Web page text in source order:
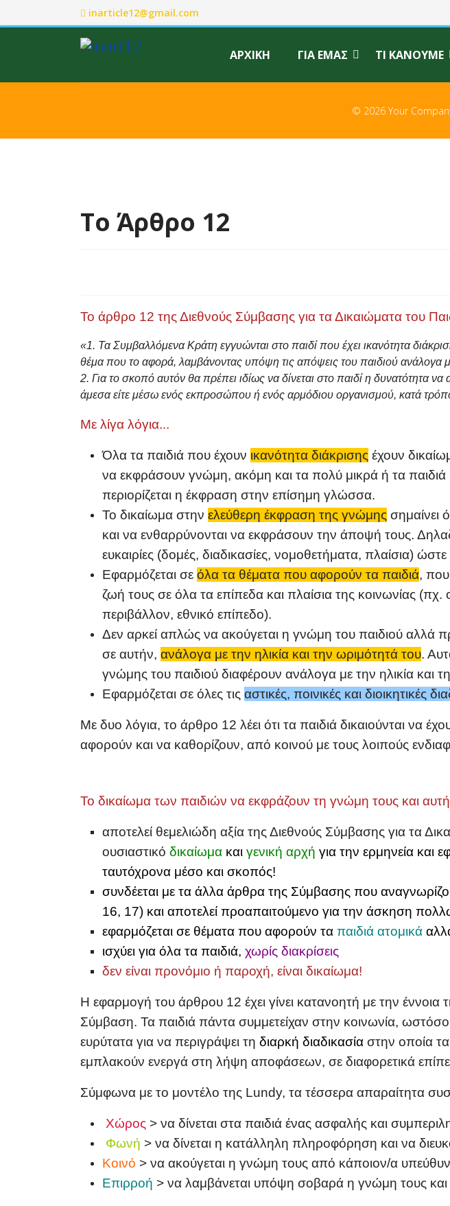
inarticle12@gmail.com
ΑΡΧΙΚΗ ΓΙΑ ΕΜΆΣ ΤΙ ΚΆΝΟΥΜΕ
© 2026 Your
Το Άρθρο 12
Το άρθρο 12 της Διεθνούς Σύμβασης για τα Δικαιώματα του
«1. Τα Συμβαλλόμενα Κράτη εγγυώνται στο παιδί που έχει ικανότητα
θέμα που το αφορά, λαμβάνοντας υπόψη τις απόψεις του παιδιού ανάλογα
2. Για το σκοπό αυτόν θα πρέπει ιδίως να δίνεται στο παιδί η δυνατότητα
άμεσα είτε μέσω ενός εκπροσώπου ή ενός αρμόδιου οργανισμού, κατά
Με λίγα λόγια...
Όλα τα παιδιά που έχουν ικανότητα διάκρισης έχουν
να εκφράσουν γνώμη, ακόμη και τα πολύ μικρά ή τα παιδιά
περιορίζεται η έκφραση στην επίσημη γλώσσα.
Το δικαίωμα στην ελεύθερη έκφραση της γνώμης σημαίνει
και να ενθαρρύνονται να εκφράσουν την άποψή τους.
ευκαιρίες (δομές, διαδικασίες, νομοθετήματα, πλαίσια)
Εφαρμόζεται σε όλα τα θέματα που αφορούν τα παιδιά, που
ζωή τους σε όλα τα επίπεδα και πλαίσια της κοινωνίας (πχ.
περιβάλλον, εθνικό επίπεδο).
Δεν αρκεί απλώς να ακούγεται η γνώμη του παιδιού αλλά
σε αυτήν, ανάλογα με την ηλικία και την ωριμότητά του.
γνώμης του παιδιού διαφέρουν ανάλογα με την ηλικία και
Εφαρμόζεται σε όλες τις αστικές, ποινικές και διοικητικές
Με δυο λόγια, το άρθρο 12 λέει ότι τα παιδιά δικαιούνται να
αφορούν και να καθορίζουν, από κοινού με τους λοιπούς
Το δικαίωμα των παιδιών να εκφράζουν τη γνώμη τους και
αποτελεί θεμελιώδη αξία της Διεθνούς Σύμβασης για τα
ουσιαστικό δικαίωμα και γενική αρχή για την ερμηνεία
ταυτόχρονα μέσο και σκοπός!
συνδέεται με τα άλλα άρθρα της Σύμβασης που
16, 17) και αποτελεί προαπαιτούμενο για την άσκηση
εφαρμόζεται σε θέματα που αφορούν τα παιδιά ατομικά
ισχύει για όλα τα παιδιά, χωρίς διακρίσεις
δεν είναι προνόμιο ή παροχή, είναι δικαίωμα!
Η εφαρμογή του άρθρου 12 έχει γίνει κατανοητή με την έννοια
Σύμβαση. Τα παιδιά πάντα συμμετείχαν στην κοινωνία,
ευρύτατα για να περιγράψει τη διαρκή διαδικασία στην οποία
εμπλακούν ενεργά στη λήψη αποφάσεων, σε διαφορετικά
Σύμφωνα με το μοντέλο της Lundy, τα τέσσερα απαραίτητα
Χώρος > να δίνεται στα παιδιά ένας ασφαλής και
Φωνή > να δίνεται η κατάλληλη πληροφόρηση και να
Κοινό > να ακούγεται η γνώμη τους από κάποιον/α
Επιρροή > να λαμβάνεται υπόψη σοβαρά η γνώμη τους και